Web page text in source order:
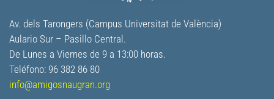
Av. dels Tarongers (Campus Universitat de València)
Aulario Sur – Pasillo Central.
De Lunes a Viernes de 9 a 13:00 horas.
Teléfono: 96 382 86 80
info@amigosnaugran.org